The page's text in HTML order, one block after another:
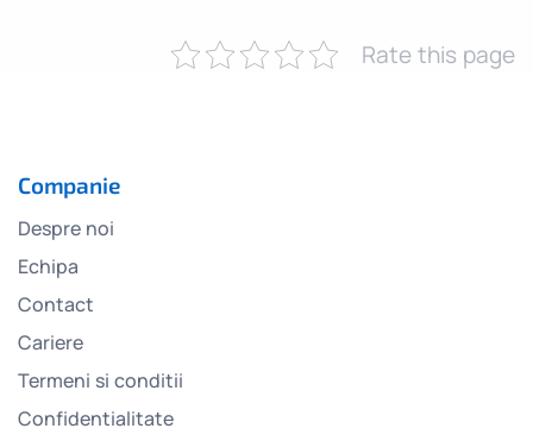
Rate this page
Companie
Despre noi
Echipa
Contact
Cariere
Termeni si conditii
Confidentialitate